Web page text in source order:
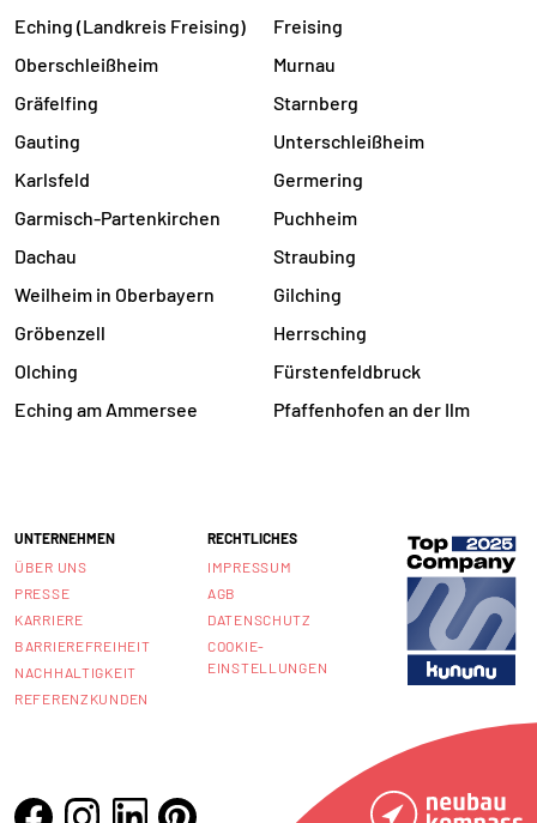
Eching (Landkreis Freising)
Freising
Oberschleißheim
Murnau
Gräfelfing
Starnberg
Gauting
Unterschleißheim
Karlsfeld
Germering
Garmisch-Partenkirchen
Puchheim
Dachau
Straubing
Weilheim in Oberbayern
Gilching
Gröbenzell
Herrsching
Olching
Fürstenfeldbruck
Eching am Ammersee
Pfaffenhofen an der Ilm
UNTERNEHMEN
ÜBER UNS
PRESSE
KARRIERE
BARRIEREFREIHEIT
NACHHALTIGKEIT
REFERENZKUNDEN
RECHTLICHES
IMPRESSUM
AGB
DATENSCHUTZ
COOKIE-
EINSTELLUNGEN